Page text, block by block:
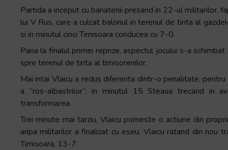
Partida a inceput cu banatenii presand in 22-ul militarilor,
lui V Rus, care a culcat balonul in terenul de tinta al
si in minutul cinci Timisoara conducea cu 7-0.
Pana la finalul primei reprize, aspectul jocului s-a
spre terenul de tinta al timisorenilor.
Mai intai Vlaicu a redus diferenta dintr-o penalitate,
a “ros-albastrilor”, in minutul 15 Steaua trecand
transformarea.
Trei minute mai tarziu, Vlaicu porneste o actiune din
aripa militarilor a finalizat cu eseu, Vlaicu ratand din nou
Timisoara, 13-7.